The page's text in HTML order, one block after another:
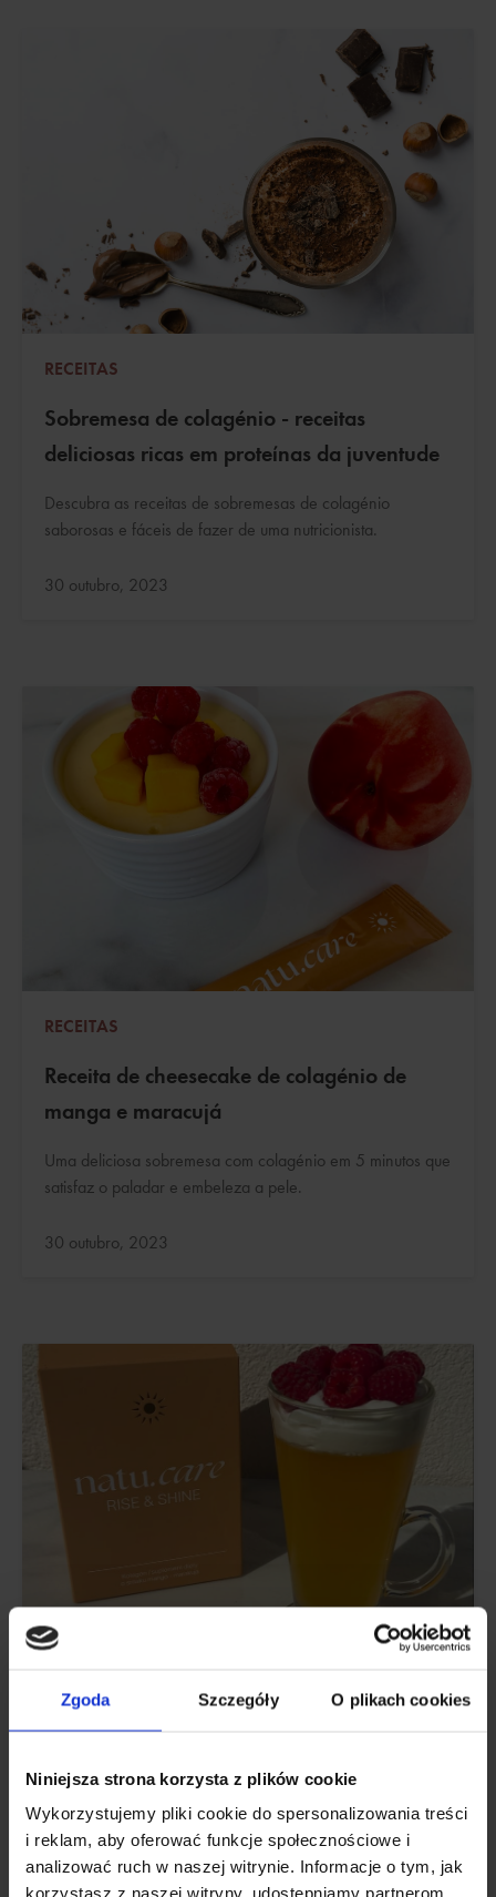
Zgoda Szczegóły O plikach cookies
Niniejsza strona korzysta z plików cookie
Wykorzystujemy pliki cookie do spersonalizowania treści
i reklam, aby oferować funkcje społecznościowe i
analizować ruch w naszej witrynie. Informacje o tym, jak
korzystasz z naszej witryny, udostępniamy partnerom
RECEITAS
Sobremesa de colagénio - receitas
deliciosas ricas em proteínas da juventude
Descubra as receitas de sobremesas de colagénio
saborosas e fáceis de fazer de uma nutricionista.
Atualizado:
30 outubro, 2023
RECEITAS
Receita de cheesecake de colagénio de
manga e maracujá
Uma deliciosa sobremesa com colagénio em 5 minutos que
satisfaz o paladar e embeleza a pele.
Atualizado:
30 outubro, 2023
Gelatina de colagénio - até 5000 mg de
colagénio para a pele e as articulações
Uma receita simples e rápida de gelatina com uma boa
dose de colagénio.